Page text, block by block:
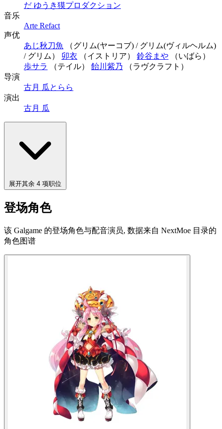
だ ゆうき獏プロダクション
音乐
Arte Refact
声优
あじ秋刀魚
（グリム(ヤーコブ) / グリム(ヴィルヘルム)
/ グリム） 卯衣 （イストリア） 鈴谷まや （いばら）
歩サラ
（テイル） 飴川紫乃 （ラヴクラフト）
导演
古月 瓜 とらら
演出
古月 瓜
展开其余 4 项职位
登场角色
该 Galgame 的登场角色与配音演员, 数据来自 NextMoe 目录的
角色图谱